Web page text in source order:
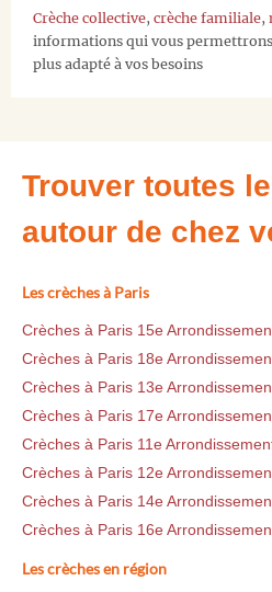
Crèche collective, crèche familiale,
informations qui vous
plus adapté à vos besoins
Trouver toutes
autour de chez
Les crèches à Paris
Crèches à Paris 15e
Crèches à Paris 18e
Crèches à Paris 13e
Crèches à Paris 17e
Crèches à Paris 11e
Crèches à Paris 12e
Crèches à Paris 14e
Crèches à Paris 16e
Les crèches en région